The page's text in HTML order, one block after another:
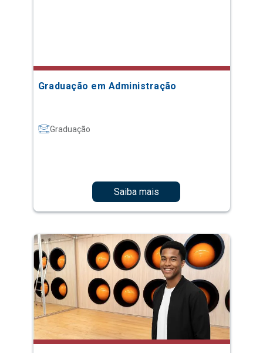
Graduação em Administração
Graduação
Saiba mais